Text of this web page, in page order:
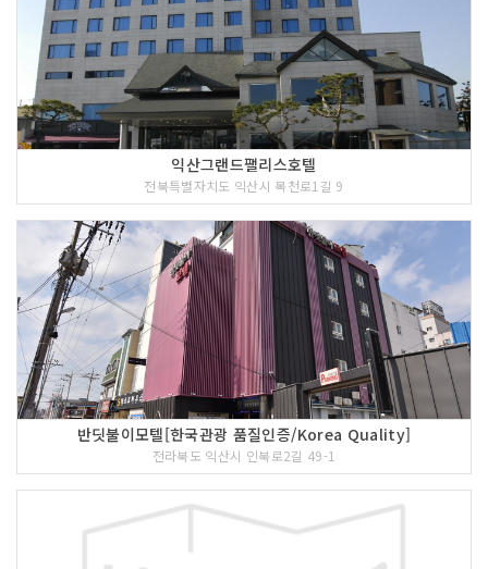
익산그랜드팰리스호텔
전북특별자치도 익산시 목천로1길 9
반딧불이모텔[한국관광 품질인증/Korea Quality]
전라북도 익산시 인북로2길 49-1